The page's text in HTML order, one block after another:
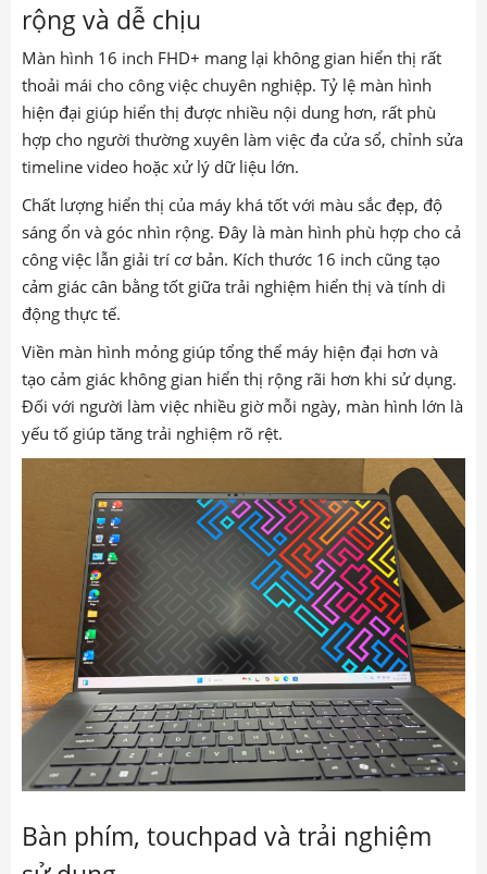
rộng và dễ chịu
Màn hình 16 inch FHD+ mang lại không gian hiển thị rất
thoải mái cho công việc chuyên nghiệp. Tỷ lệ màn hình
hiện đại giúp hiển thị được nhiều nội dung hơn, rất phù
hợp cho người thường xuyên làm việc đa cửa sổ, chỉnh sửa
timeline video hoặc xử lý dữ liệu lớn.
Chất lượng hiển thị của máy khá tốt với màu sắc đẹp, độ
sáng ổn và góc nhìn rộng. Đây là màn hình phù hợp cho cả
công việc lẫn giải trí cơ bản. Kích thước 16 inch cũng tạo
cảm giác cân bằng tốt giữa trải nghiệm hiển thị và tính di
động thực tế.
Viền màn hình mỏng giúp tổng thể máy hiện đại hơn và
tạo cảm giác không gian hiển thị rộng rãi hơn khi sử dụng.
Đối với người làm việc nhiều giờ mỗi ngày, màn hình lớn là
yếu tố giúp tăng trải nghiệm rõ rệt.
Bàn phím, touchpad và trải nghiệm